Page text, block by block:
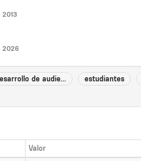
2026
de audie... estudiantes
Valor